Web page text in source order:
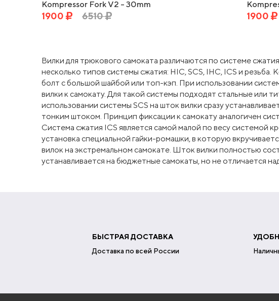
Kompressor Fork V2 - 30mm
Wheels St12 - Polished Anodised -
1900 6510 1900
Вилки для трюкового самоката различаются по системе
несколько типов системы сжатия: HIC, SCS, IHC, ICS и
болт с большой шайбой или топ-кэп. При использовании
вилки к самокату. Для такой системы подходят стальные или
использовании системы SCS на шток вилки сразу
тонким штоком. Принцип фиксации к самокату аналогичен
Система сжатия ICS является самой малой по весу системой
установка специальной гайки-ромашки, в которую
вилок на экстремальном самокате. Шток вилки полностью
устанавливается на бюджетные самокаты, но не отличается
БЫСТРАЯ ДОСТАВКА
Доставка по всей России